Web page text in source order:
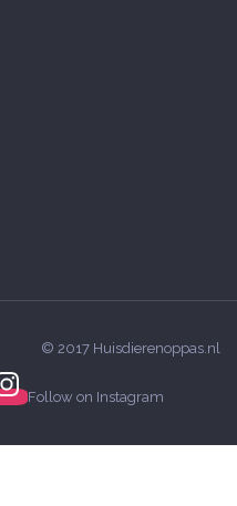
© 2017 Huisdierenoppas.nl
Follow on Instagram